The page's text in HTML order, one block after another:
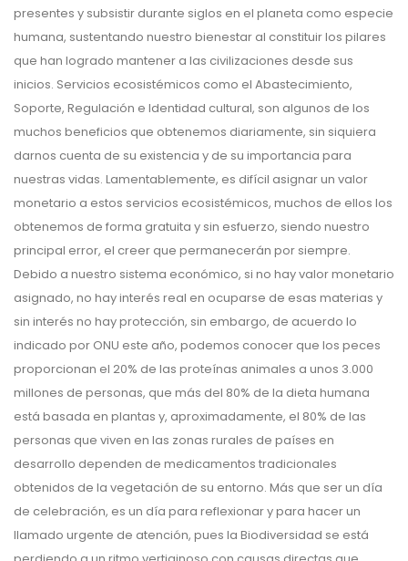
presentes y subsistir durante siglos en el planeta como especie
humana, sustentando nuestro bienestar al constituir los pilares
que han logrado mantener a las civilizaciones desde sus
inicios. Servicios ecosistémicos como el Abastecimiento,
Soporte, Regulación e Identidad cultural, son algunos de los
muchos beneficios que obtenemos diariamente, sin siquiera
darnos cuenta de su existencia y de su importancia para
nuestras vidas. Lamentablemente, es difícil asignar un valor
monetario a estos servicios ecosistémicos, muchos de ellos los
obtenemos de forma gratuita y sin esfuerzo, siendo nuestro
principal error, el creer que permanecerán por siempre.
Debido a nuestro sistema económico, si no hay valor monetario
asignado, no hay interés real en ocuparse de esas materias y
sin interés no hay protección, sin embargo, de acuerdo lo
indicado por ONU este año, podemos conocer que los peces
proporcionan el 20% de las proteínas animales a unos 3.000
millones de personas, que más del 80% de la dieta humana
está basada en plantas y, aproximadamente, el 80% de las
personas que viven en las zonas rurales de países en
desarrollo dependen de medicamentos tradicionales
obtenidos de la vegetación de su entorno. Más que ser un día
de celebración, es un día para reflexionar y para hacer un
llamado urgente de atención, pues la Biodiversidad se está